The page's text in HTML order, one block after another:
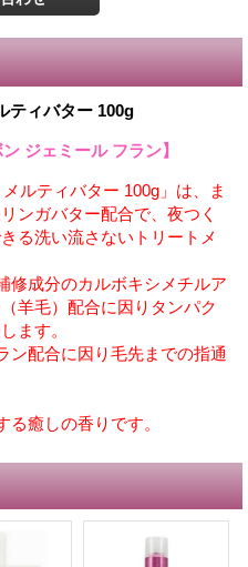
ティバター 100g
ジェミール フラン】
ルティバター 100g」は、ま
ンガバター配合で、夜つく
る洗い流さないトリートメ
修成分のカルボキシメチルア
羊毛）配合に因りタンパク
ます。
ン配合に因り毛先までの指通
癒しの香りです。